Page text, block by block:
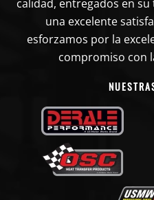
calidad, entregados en
una excelente
esforzamos por la
compromiso con